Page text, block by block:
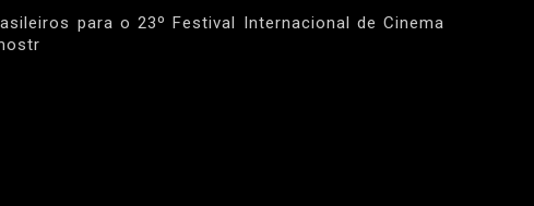
para o 23º Festival Internacional de Cinema